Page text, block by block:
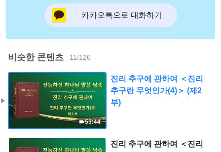
카카오톡으로 대화하기
비슷한 콘텐츠 11/126
53:44
진리 추구에 관하여 ＜진리
추구란 무엇인가(4)＞ (제2
부)
진리 추구에 관하여 ＜진리